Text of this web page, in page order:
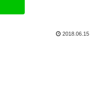
2018.06.15